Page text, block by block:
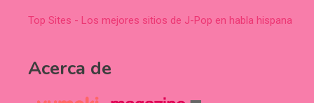
Top Sites - Los mejores sitios de J-Pop en habla hispana
Acerca de